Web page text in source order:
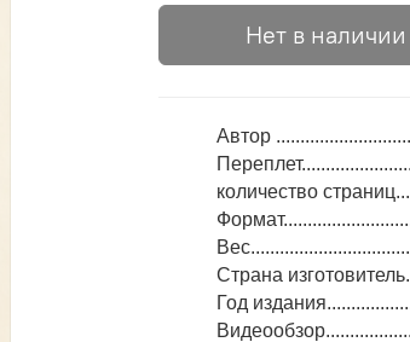
Нет в наличии
Автор
количество
Страна
Год